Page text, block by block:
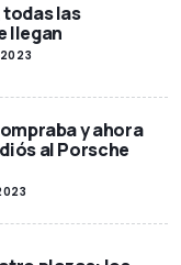
las
llegan
y ahora
al Porsche